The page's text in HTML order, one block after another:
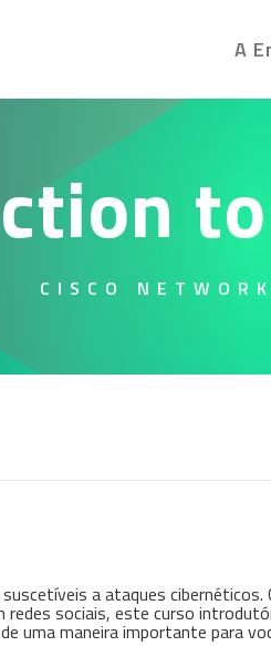
A
CISCO
a ataques
sociais, este curso
uma maneira importante para